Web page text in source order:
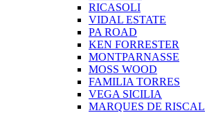
RICASOLI
VIDAL ESTATE
PA ROAD
KEN FORRESTER
MONTPARNASSE
MOSS WOOD
FAMILIA TORRES
VEGA SICILIA
MARQUES DE RISCAL